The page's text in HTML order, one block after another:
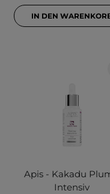
IN DEN
Apis - Kakadu
Intensiv